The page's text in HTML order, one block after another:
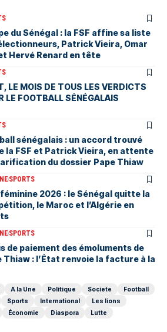
du Sénégal : la FSF affine sa liste
Patrick Vieira, Omar
Hervé Renard en tête
LE MOIS DE TOUS LES VERDICTS
LE FOOTBALL SÉNÉGALAIS
sénégalais : un accord trouvé
la FSF et Patrick Vieira, en attente
du dossier Pape Thiaw
SPORTS
féminine 2026 : le Sénégal quitte la
le Maroc et l’Algérie en
SPORTS
de paiement des émoluments de
Thiaw : l’État renvoie la facture à la
A la Une Politique Societe
Football
Sports International
Les lions
Économie Diaspora Lutte